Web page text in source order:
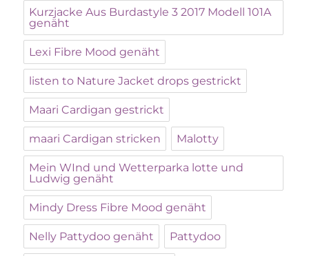
Kurzjacke Aus Burdastyle 3 2017 Modell 101A
genäht
Lexi Fibre Mood genäht
listen to Nature Jacket drops gestrickt
Maari Cardigan gestrickt
maari Cardigan stricken Malotty
Mein WInd und Wetterparka lotte und
Ludwig genäht
Mindy Dress Fibre Mood genäht
Nelly Pattydoo genäht Pattydoo